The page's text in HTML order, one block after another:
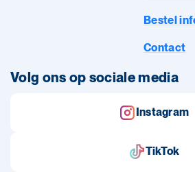
Bestel
Contact
Volg ons op sociale media
Instagram
TikTok